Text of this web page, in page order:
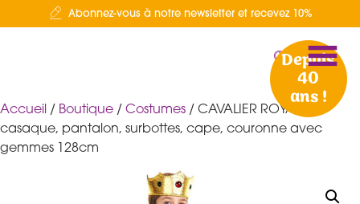
Abonnez-vous à notre newsletter et recevez 10%
Depuis
40
ans !
Accueil / Boutique / Costumes / CAVALIER ROYAL
casaque, pantalon, surbottes, cape, couronne avec
gemmes 128cm